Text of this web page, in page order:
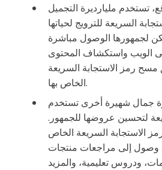
تستخدم مليارديرة التجميل
السريعة للترويج لحياتها
لجمهورها الوصول مباشرة
الويب واستكشاف المحتوى
رمز الاستجابة السريعة
الخاص بها.
جمال شهيرة أخرى تستخدم
لتحسين عروضها للجمهور.
الاستجابة السريعة الخاص
وصول إلى مراجعات منتجات